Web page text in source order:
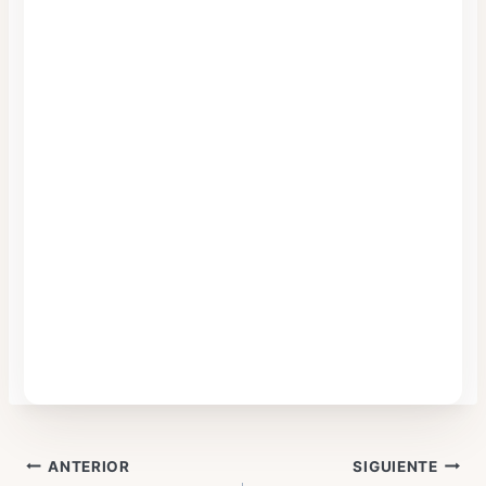
Navegación
ANTERIOR SIGUIENTE